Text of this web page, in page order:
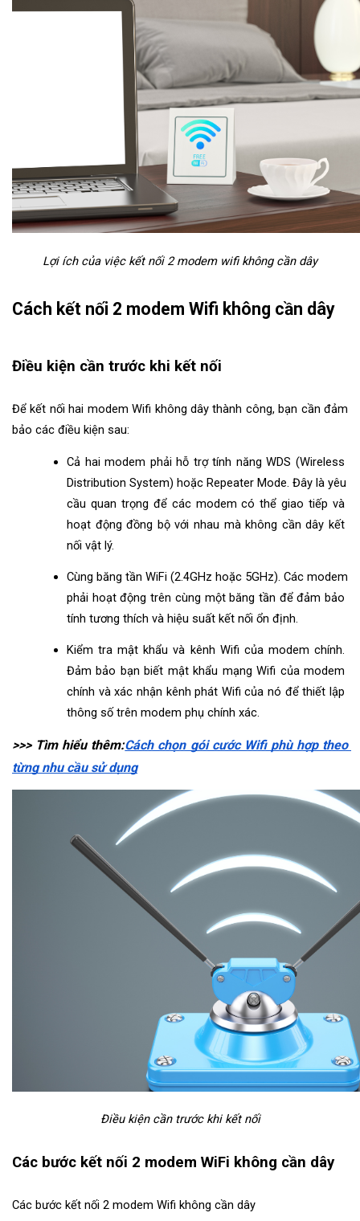
Lợi ích của việc kết nối 2 modem wifi không cần dây
Cách kết nối 2 modem Wifi không cần dây
Điều kiện cần trước khi kết nối
Để kết nối hai modem Wifi không dây thành công, bạn cần đảm
bảo các điều kiện sau:
Cả hai modem phải hỗ trợ tính năng WDS (Wireless
Distribution System) hoặc Repeater Mode. Đây là yêu
cầu quan trọng để các modem có thể giao tiếp và
hoạt động đồng bộ với nhau mà không cần dây kết
nối vật lý.
Cùng băng tần WiFi (2.4GHz hoặc 5GHz). Các modem
phải hoạt động trên cùng một băng tần để đảm bảo
tính tương thích và hiệu suất kết nối ổn định.
Kiểm tra mật khẩu và kênh Wifi của modem chính.
Đảm bảo bạn biết mật khẩu mạng Wifi của modem
chính và xác nhận kênh phát Wifi của nó để thiết lập
thông số trên modem phụ chính xác.
>>> Tìm hiểu thêm:Cách chọn gói cước Wifi phù hợp theo
từng nhu cầu sử dụng
Điều kiện cần trước khi kết nối
Các bước kết nối 2 modem WiFi không cần dây
Các bước kết nối 2 modem Wifi không cần dây